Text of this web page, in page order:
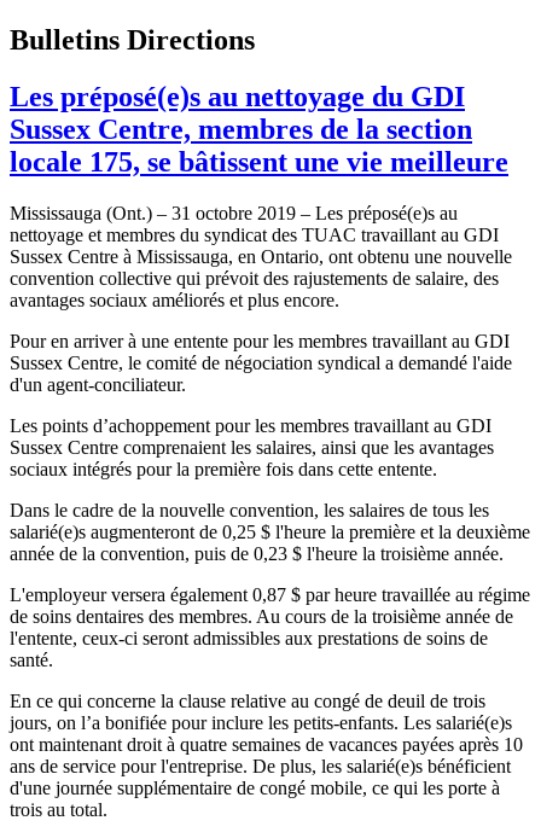
Bulletins Directions
Les préposé(e)s au nettoyage du GDI
Sussex Centre, membres de la section
locale 175, se bâtissent une vie meilleure
Mississauga (Ont.) – 31 octobre 2019 – Les préposé(e)s au
nettoyage et membres du syndicat des TUAC travaillant au GDI
Sussex Centre à Mississauga, en Ontario, ont obtenu une nouvelle
convention collective qui prévoit des rajustements de salaire, des
avantages sociaux améliorés et plus encore.
Pour en arriver à une entente pour les membres travaillant au GDI
Sussex Centre, le comité de négociation syndical a demandé l'aide
d'un agent-conciliateur.
Les points d’achoppement pour les membres travaillant au GDI
Sussex Centre comprenaient les salaires, ainsi que les avantages
sociaux intégrés pour la première fois dans cette entente.
Dans le cadre de la nouvelle convention, les salaires de tous les
salarié(e)s augmenteront de 0,25 $ l'heure la première et la deuxième
année de la convention, puis de 0,23 $ l'heure la troisième année.
L'employeur versera également 0,87 $ par heure travaillée au régime
de soins dentaires des membres. Au cours de la troisième année de
l'entente, ceux-ci seront admissibles aux prestations de soins de
santé.
En ce qui concerne la clause relative au congé de deuil de trois
jours, on l’a bonifiée pour inclure les petits-enfants. Les salarié(e)s
ont maintenant droit à quatre semaines de vacances payées après 10
ans de service pour l'entreprise. De plus, les salarié(e)s bénéficient
d'une journée supplémentaire de congé mobile, ce qui les porte à
trois au total.